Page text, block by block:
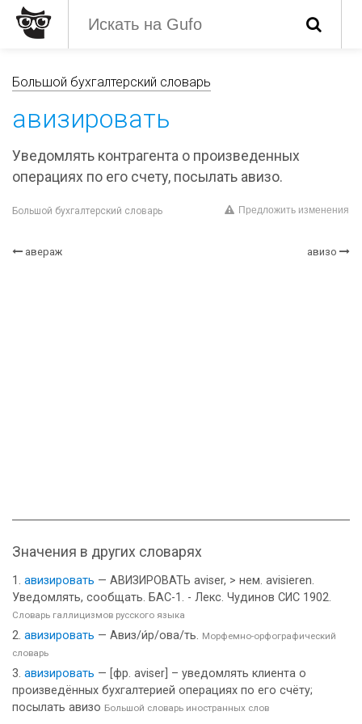
Большой бухгалтерский словарь
авизировать
Уведомлять контрагента о произведенных
операциях по его счету, посылать авизо.
Большой бухгалтерский словарь Предложить изменения
авераж авизо
Значения в других словарях
авизировать — АВИЗИРОВАТЬ aviser, > нем. avisieren.
Уведомлять, сообщать. БАС-1. - Лекс. Чудинов СИС 1902.
Словарь галлицизмов русского языка
авизировать — Авиз/и́р/ова/ть. Морфемно-орфографический
словарь
авизировать — [фр. aviser] – уведомлять клиента о
произведённых бухгалтерией операциях по его счёту;
посылать авизо Большой словарь иностранных слов